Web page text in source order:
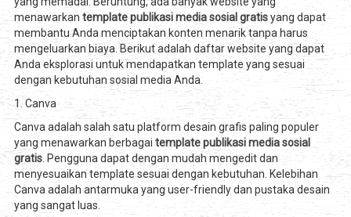
menawarkan template publikasi media sosial gratisyang dapat
membantu Anda menciptakan konten menarik tanpa harus
mengeluarkan biaya. Berikut adalah daftar website yang dapat
Anda eksplorasi untuk mendapatkan template yang sesuai
dengan kebutuhan sosial media Anda.
1. Canva
Canva adalah salah satu platform desain grafis paling populer
yang menawarkan berbagai template publikasi media sosial
gratis. Pengguna dapat dengan mudah mengedit dan
menyesuaikan template sesuai dengan kebutuhan. Kelebihan
Canva adalah antarmuka yang user-friendly dan pustaka desain
yang sangat luas.